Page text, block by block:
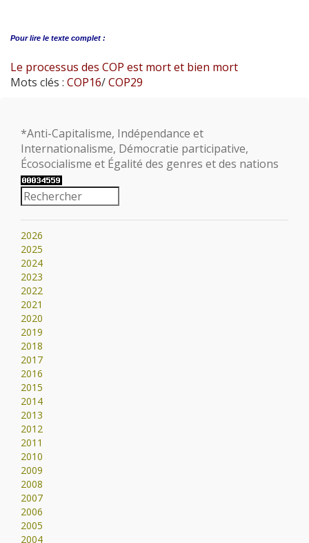
Pour lire le texte complet :
Le processus des COP est mort et bien mort
Mots clés : COP16/COP29
*Anti-Capitalisme, Indépendance et
Internationalisme, Démocratie participative,
Écosocialisme et Égalité des genres et des nations
2026
2025
2024
2023
2022
2021
2020
2019
2018
2017
2016
2015
2014
2013
2012
2011
2010
2009
2008
2007
2006
2005
2004